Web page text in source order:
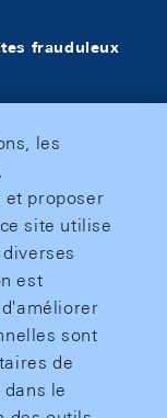
frauduleux
les
et proposer
site utilise
est
sont
de
le